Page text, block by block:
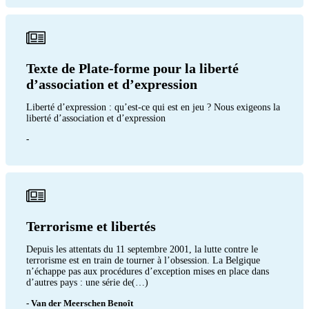
Texte de Plate-forme pour la liberté
d’association et d’expression
Liberté d’expression : qu’est-ce qui est en jeu ? Nous exigeons la
liberté d’association et d’expression
-
Terrorisme et libertés
Depuis les attentats du 11 septembre 2001, la lutte contre le
terrorisme est en train de tourner à l’obsession. La Belgique
n’échappe pas aux procédures d’exception mises en place dans
d’autres pays : une série de(…)
- Van der Meerschen Benoît